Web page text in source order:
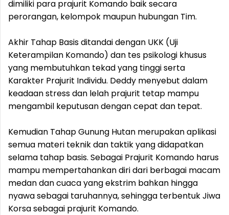
dimiliki para prajurit Komando baik secara
perorangan, kelompok maupun hubungan Tim.
Akhir Tahap Basis ditandai dengan UKK (Uji
Keterampilan Komando) dan tes psikologi khusus
yang membutuhkan tekad yang tinggi serta
Karakter Prajurit Individu. Deddy menyebut dalam
keadaan stress dan lelah prajurit tetap mampu
mengambil keputusan dengan cepat dan tepat.
Kemudian Tahap Gunung Hutan merupakan aplikasi
semua materi teknik dan taktik yang didapatkan
selama tahap basis. Sebagai Prajurit Komando harus
mampu mempertahankan diri dari berbagai macam
medan dan cuaca yang ekstrim bahkan hingga
nyawa sebagai taruhannya, sehingga terbentuk Jiwa
Korsa sebagai prajurit Komando.